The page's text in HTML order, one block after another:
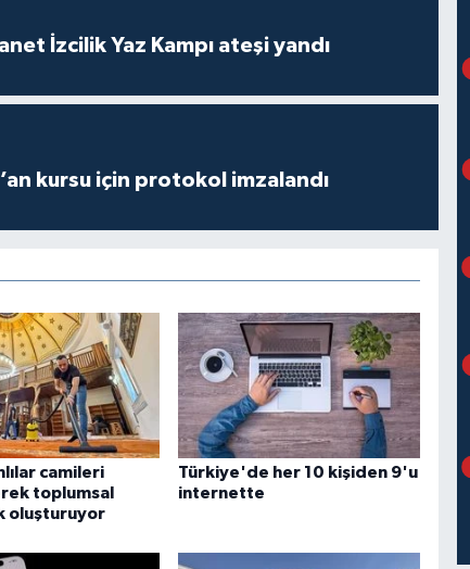
İzcilik Yaz Kampı ateşi yandı
kursu için protokol imzalandı
camileri
toplumsal
oluşturuyor
Türkiye'de her 10 kişiden 9'u
internette